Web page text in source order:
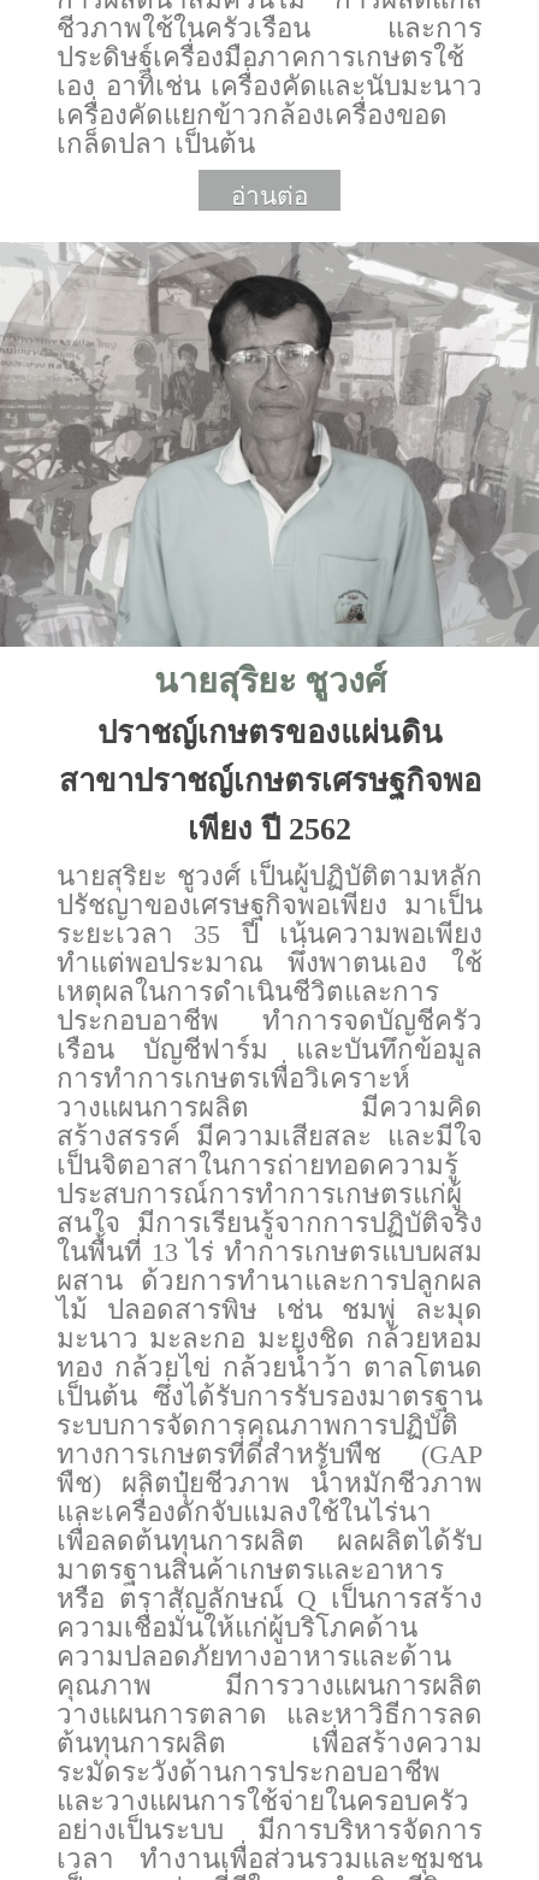
ชีวภาพใช้ในครัวเรือน และการ
ประดิษฐ์เครื่องมือภาคการเกษตรใช้
เอง อาทิเช่น เครื่องคัดและนับมะนาว
เครื่องคัดแยกข้าวกล้องเครื่องขอด
เกล็ดปลา เป็นต้น
อ่านต่อ
More
นายสุริยะ ชูวงศ์
ปราชญ์เกษตรของแผ่นดิน
สาขาปราชญ์เกษตรเศรษฐกิจพอ
เพียง ปี 2562
นายสุริยะ ชูวงศ์ เป็นผู้ปฏิบัติตามหลัก
ปรัชญาของเศรษฐกิจพอเพียง มาเป็น
ระยะเวลา 35 ปี เน้นความพอเพียง
ทำแต่พอประมาณ พึ่งพาตนเอง ใช้
เหตุผลในการดำเนินชีวิตและการ
ประกอบอาชีพ ทำการจดบัญชีครัว
เรือน บัญชีฟาร์ม และบันทึกข้อมูล
การทำการเกษตรเพื่อวิเคราะห์
วางแผนการผลิต มีความคิด
สร้างสรรค์ มีความเสียสละ และมีใจ
เป็นจิตอาสาในการถ่ายทอดความรู้
ประสบการณ์การทำการเกษตรแก่ผู้
สนใจ มีการเรียนรู้จากการปฏิบัติจริง
ในพื้นที่ 13 ไร่ ทำการเกษตรแบบผสม
ผสาน ด้วยการทำนาและการปลูกผล
ไม้ ปลอดสารพิษ เช่น ชมพู่ ละมุด
มะนาว มะละกอ มะยงชิด กล้วยหอม
ทอง กล้วยไข่ กล้วยน้ำว้า ตาลโตนด
เป็นต้น ซึ่งได้รับการรับรองมาตรฐาน
ระบบการจัดการคุณภาพการปฏิบัติ
ทางการเกษตรที่ดีสำหรับพืช (GAP
พืช) ผลิตปุ๋ยชีวภาพ น้ำหมักชีวภาพ
และเครื่องดักจับแมลงใช้ในไร่นา
เพื่อลดต้นทุนการผลิต ผลผลิตได้รับ
มาตรฐานสินค้าเกษตรและอาหาร
หรือ ตราสัญลักษณ์ Q เป็นการสร้าง
ความเชื่อมั่นให้แก่ผู้บริโภคด้าน
ความปลอดภัยทางอาหารและด้าน
คุณภาพ มีการวางแผนการผลิต
วางแผนการตลาด และหาวิธีการลด
ต้นทุนการผลิต เพื่อสร้างความ
ระมัดระวังด้านการประกอบอาชีพ
และวางแผนการใช้จ่ายในครอบครัว
อย่างเป็นระบบ มีการบริหารจัดการ
เวลา ทำงานเพื่อส่วนรวมและชุมชน